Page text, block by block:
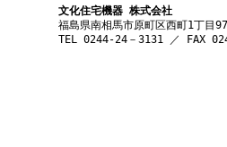
文化住宅機器 株式会社
福島県南相馬市原町区西町1丁目
TEL 0244-24－3131 ／ FAX